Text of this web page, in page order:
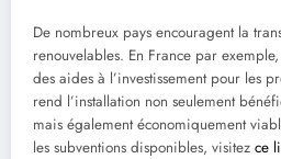
De nombreux pays encouragent la
renouvelables. En France par
des aides à l’investissement pour les
rend l’installation non seulement
mais également économiquement
les subventions disponibles, visitez ce